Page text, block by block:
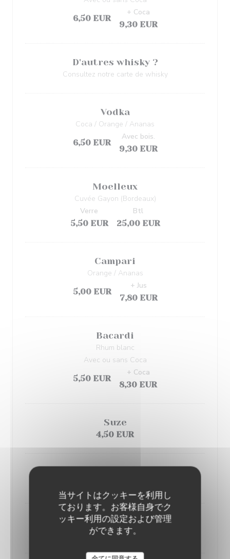
当サイトはクッキーを利用し
ております。お客様自身でク
ッキー利用の設定および管理
ができます。
6,50 EUR
9,30 EUR
+ Coca
D'autres whisky ?
Consultez notre carte de whisky
Vodka
Coca / Orange / Ananas
6,50 EUR
9,30 EUR
Avec bois.
Moelleux
Cuvée Gayon (Bordeaux)
5,50 EUR
Verre
25,00 EUR
Btl
Campari
Orange / Ananas
5,00 EUR
7,80 EUR
+ Jus
Bacardi
Rhum blanc
Avec ou sans Coca
5,50 EUR
8,30 EUR
+ Coca
Suze
4,50 EUR
Baileys
8,00 EUR